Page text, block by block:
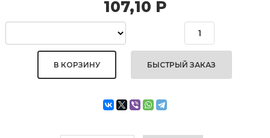
107,10 Р
БЫСТРЫЙ ЗАКАЗ